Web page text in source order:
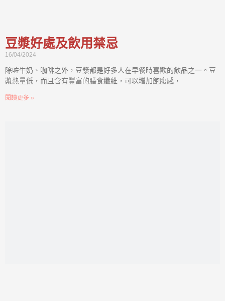
豆漿好處及飲用禁忌
16/04/2024
除咗牛奶、咖啡之外，豆漿都是好多人在早餐時喜歡的飲品之一。豆
漿熱量低，而且含有豐富的膳食纖維，可以增加飽腹感，
閱讀更多 »